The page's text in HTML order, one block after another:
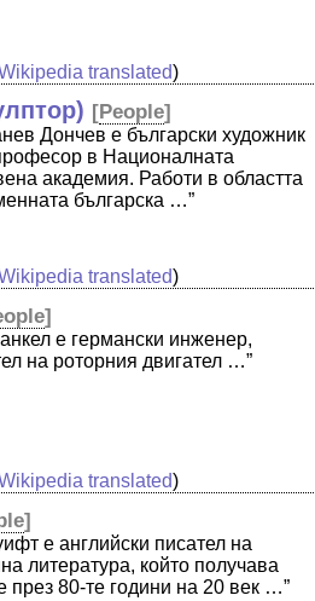
translated)
[People]
Дончев е български художник
в Националната
академия. Работи в областта
българска …”
translated)
]
е германски инженер,
на роторния двигател …”
translated)
]
е английски писател на
литература, който получава
през 80-те години на 20 век …”